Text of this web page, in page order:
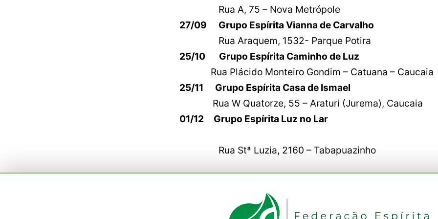
Rua A, 75 – Nova Metrópole
27/09 Grupo Espírita Vianna de Carvalho
Rua Araquem, 1532- Parque Potira
25/10 Grupo Espírita Caminho de Luz
Rua Plácido Monteiro Gondim – Catuana – Caucaia
25/11 Grupo Espírita Casa de
Rua W Quatorze, 55 – Araturi (Jurema), Caucaia
01/12 Grupo Espírita Luz no Lar
Rua Stª Luzia, 2160 – Tabapuazinho